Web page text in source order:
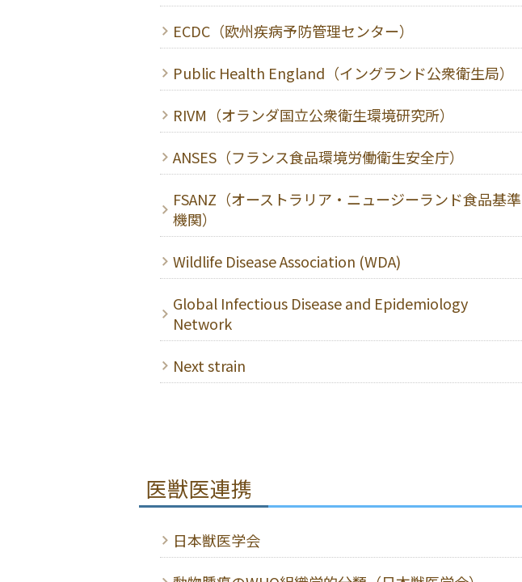
ECDC（欧州疾病予防管理センター）
Public Health England（イングランド公衆衛生局）
RIVM（オランダ国立公衆衛生環境研究所）
ANSES（フランス食品環境労働衛生安全庁）
FSANZ（オーストラリア・ニュージーランド食品基準
機関）
Wildlife Disease Association (WDA)
Global Infectious Disease and Epidemiology
Network
Next strain
医獣医連携
日本獣医学会